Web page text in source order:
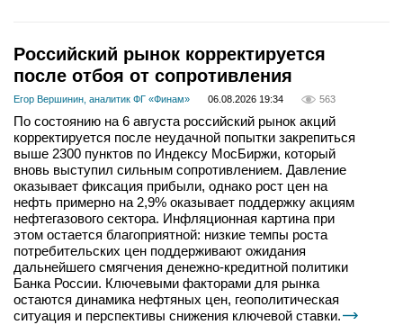
Российский рынок корректируется
после отбоя от сопротивления
Егор Вершинин, аналитик ФГ «Финам» 06.08.2026 19:34 563
По состоянию на 6 августа российский рынок акций
корректируется после неудачной попытки закрепиться
выше 2300 пунктов по Индексу МосБиржи, который
вновь выступил сильным сопротивлением. Давление
оказывает фиксация прибыли, однако рост цен на
нефть примерно на 2,9% оказывает поддержку акциям
нефтегазового сектора. Инфляционная картина при
этом остается благоприятной: низкие темпы роста
потребительских цен поддерживают ожидания
дальнейшего смягчения денежно-кредитной политики
Банка России. Ключевыми факторами для рынка
остаются динамика нефтяных цен, геополитическая
ситуация и перспективы снижения ключевой ставки.